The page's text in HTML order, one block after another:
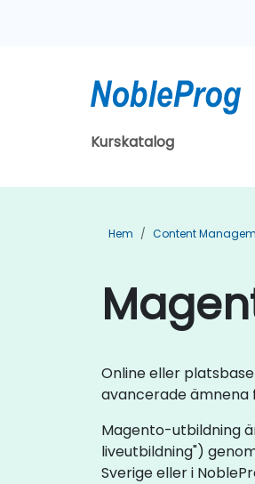
Kurskatalog
Hem Content
Online eller
avancerade
Magento-utbildning
liveutbildning")
Sverige eller i